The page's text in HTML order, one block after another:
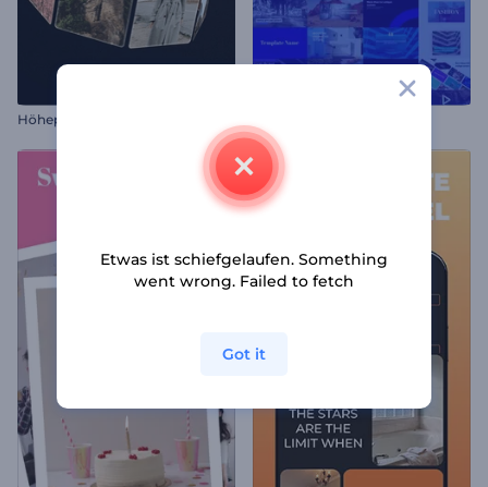
Höhepunkte der Galerie
Etwas ist schiefgelaufen. Something
went wrong. Failed to fetch
Got it